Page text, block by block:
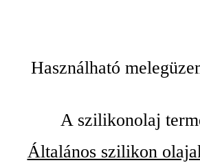
Használható
A szilikonolaj
Általános szilikon